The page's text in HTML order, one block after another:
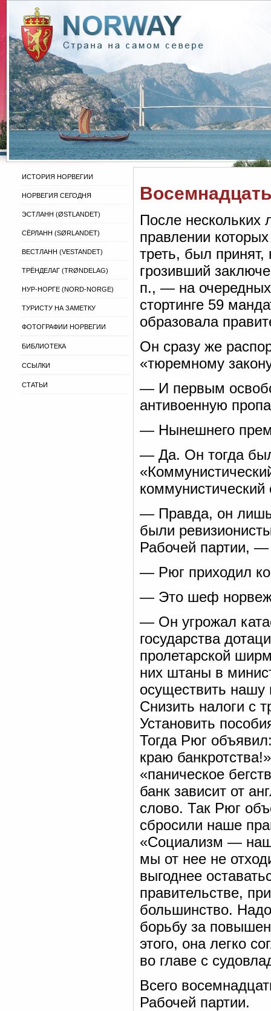
ИСТОРИЯ НОРВЕГИИ
НОРВЕГИЯ СЕГОДНЯ
ЭСТЛАНН (ØSTLANDET)
СЁРЛАНН (SØRLANDET)
ВЕСТЛАНН (VESTANDET)
ТРЁНДЕЛАГ (TRØNDELAG)
НУР-НОРГЕ (NORD-NORGE)
ТУРИСТУ НА ЗАМЕТКУ
ФОТОГРАФИИ НОРВЕГИИ
БИБЛИОТЕКА
ССЫЛКИ
СТАТЬИ
После нескольких
правлении
треть, был
грозивший
п., — на
стортинге 59
образовала
Он сразу же
«тюремному
— И первым
антивоенную
— Нынешнего
— Да. Он тогда
— Правда, он лишь
были
Рабочей партии,
— Рюг приходил
— Это шеф
— Он угрожал
государства
пролетарской
них штаны в
осуществить нашу
Снизить налоги с
Установить
Тогда Рюг
краю
«паническое
банк зависит от
слово. Так Рюг
сбросили наше
«Социализм —
мы от нее не
выгоднее
правительстве,
большинство.
борьбу за
этого, она легко
во главе с
Всего
Рабочей партии.